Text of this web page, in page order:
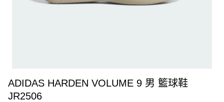
ADIDAS HARDEN VOLUME 9 男 籃球鞋
JR2506